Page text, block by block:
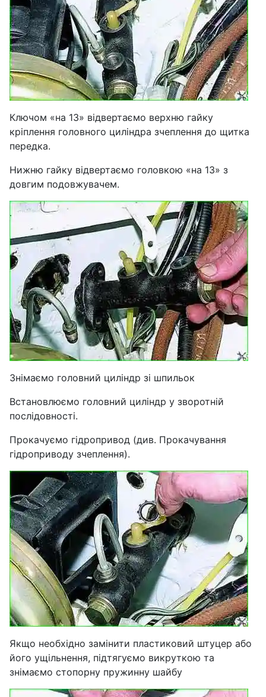
Ключом «на 13» відвертаємо верхню гайку
кріплення головного циліндра зчеплення до щитка
передка.
Нижню гайку відвертаємо головкою «на 13» з
довгим подовжувачем.
Знімаємо головний циліндр зі шпильок
Встановлюємо головний циліндр у зворотній
послідовності.
Прокачуємо гідропривод (див. Прокачування
гідроприводу зчеплення).
Якщо необхідно замінити пластиковий штуцер або
його ущільнення, підтягуємо викруткою та
знімаємо стопорну пружинну шайбу